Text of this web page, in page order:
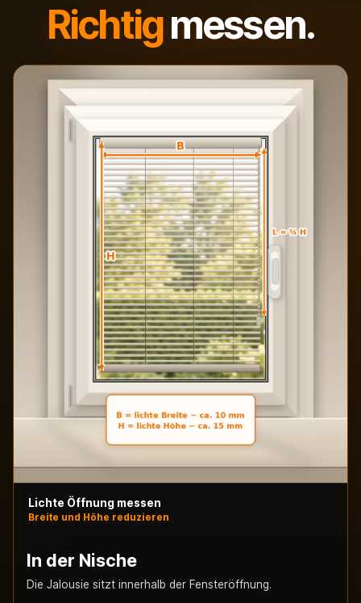
Richtigmessen.
Lichte Öffnung messen
Breite und Höhe reduzieren
In der Nische
Die Jalousie sitzt innerhalb der Fensteröffnung.